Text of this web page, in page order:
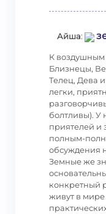
Айша:
К воздушным
Близнецы,
Телец, Дева
легки,
болтливы). У
приятелей и
полным-
обсуждения
Земные же
конкретный
живут в